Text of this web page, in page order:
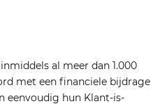
al meer dan 1.000
met een financiele bijdrage
eenvoudig hun Klant-is-